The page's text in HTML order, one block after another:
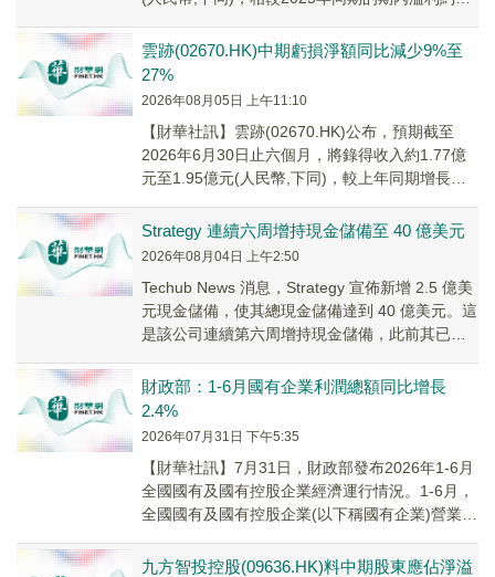
雲跡(02670.HK)中期虧損淨額同比減少9%至
27%
2026年08月05日 上午11:10
【財華社訊】雲跡(02670.HK)公布，預期截至
2026年6月30日止六個月，將錄得收入約1.77億
元至1.95億元(人民幣,下同)，較上年同期增長約
Strategy 連續六周增持現金儲備至 40 億美元
2026年08月04日 上午2:50
Techub News 消息，Strategy 宣佈新增 2.5 億美
元現金儲備，使其總現金儲備達到 40 億美元。這
是該公司連續第六周增持現金儲備，此前其已暫
財政部：1-6月國有企業利潤總額同比增長
2.4%
2026年07月31日 下午5:35
【財華社訊】7月31日，財政部發布2026年1-6月
全國國有及國有控股企業經濟運行情況。1-6月，
全國國有及國有控股企業(以下稱國有企業)營業總
九方智投控股(09636.HK)料中期股東應佔淨溢